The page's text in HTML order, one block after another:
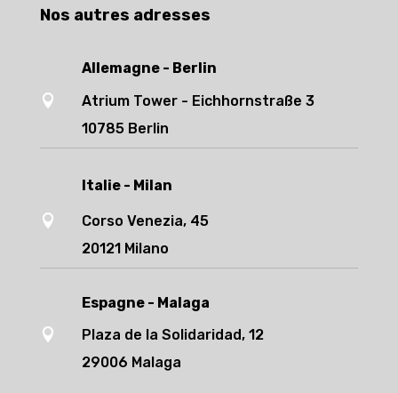
Nos autres adresses
Allemagne - Berlin

Atrium Tower - Eichhornstraße 3
10785 Berlin
Italie - Milan

Corso Venezia, 45
20121 Milano
Espagne - Malaga

Plaza de la Solidaridad, 12
29006 Malaga